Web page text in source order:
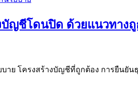
บัญชีโดนปิด ด้วยแนวทาง
าย โครงสร้างบัญชีที่ถูกต้อง การยืนยั